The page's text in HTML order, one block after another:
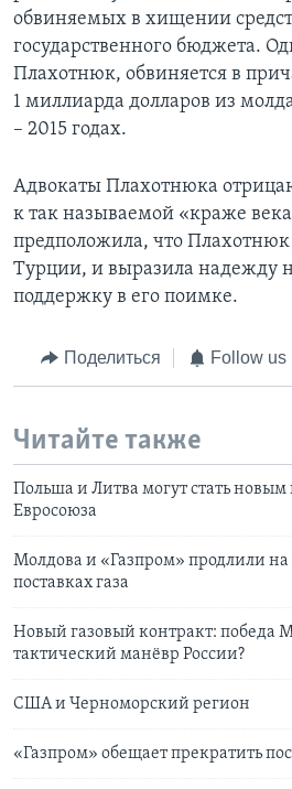
обвиняемых в хищении
государственного бюджета.
Плахотнюк, обвиняется в
1 миллиарда долларов из
– 2015 годах.
Адвокаты Плахотнюка
к так называемой «краже
предположила, что Плахотнюк
Турции, и выразила надежду
поддержку в его поимке.
Поделиться Follow us
Читайте также
Польша и Литва могут стать новым
Евросоюза
Молдова и «Газпром» продлили на
поставках газа
Новый газовый контракт: победа
тактический манёвр России?
США и Черноморский регион
«Газпром» обещает прекратить